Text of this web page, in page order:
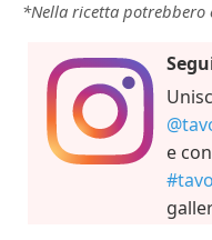
*Nella ricetta potrebbero
e